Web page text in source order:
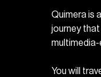
Quimera is
journey
You will